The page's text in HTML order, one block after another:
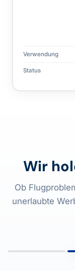
Verwendung
Status
Wir
Ob
unerlaubte